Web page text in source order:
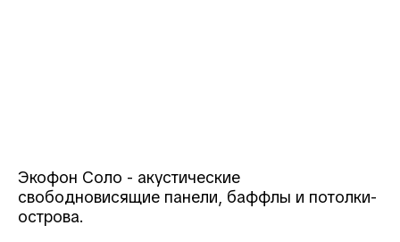
Экофон Соло - акустические
свободновисящие панели, баффлы и потолки-
острова.